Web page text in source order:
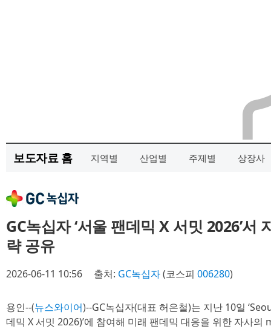
보도자료 홈 지역별 산업별 주제별 상장사
GC녹십자 ‘서울 팬데믹 X 서밋 2026’
략 공유
2026-06-11 10:56 출처: GC녹십자(코스피 006280)
용인--(뉴스와이어)--GC녹십자(대표 허은철)는 지난 10일
데믹 X 서밋 2026)’에 참여해 미래 팬데믹 대응을 위한 자사의